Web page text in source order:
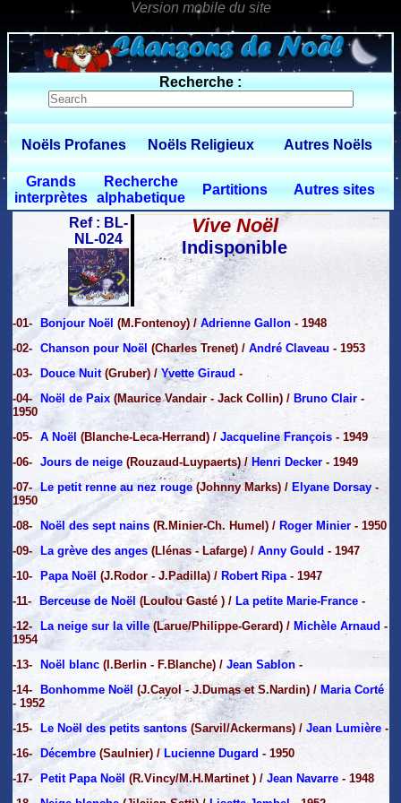
0 $limitbot 1 $limittot 2
Recherche :
Noëls Profanes Noëls Religieux Autres Noëls
Grands
interprètes
Recherche
alphabetique
Partitions Autres sites
Ref : BL-
NL-024
Vive Noël
Indisponible
-01- Bonjour Noël (M.Fontenoy) / Adrienne Gallon- 1948
-02-
Chanson pour Noël (Charles Trenet) / André Claveau - 1953
-03-
Douce Nuit (Gruber) / Yvette Giraud -
-04-
Noël de Paix (Maurice Vandair - Jack Collin) / Bruno Clair-
1950
-05-
A Noël (Blanche-Leca-Herrand) / Jacqueline François- 1949
-06-
Jours de neige(Rouzaud-Luypaerts) / Henri Decker- 1949
-07- Le petit renne au nez rouge(Johnny Marks) / Elyane Dorsay-
1950
-08-
Noël des sept nains(R.Minier-Ch. Humel) / Roger Minier- 1950
-09-
La grève des anges(Llénas - Lafarge) / Anny Gould - 1947
-10-
Papa Noël (J.Rodor - J.Padilla) / Robert Ripa- 1947
-11-
Berceuse de Noël (Loulou Gasté ) / La petite Marie-France-
-12-
La neige sur la ville(Larue/Philippe-Gerard) / Michèle Arnaud -
1954
-13-
Noël blanc (I.Berlin - F.Blanche) / Jean Sablon-
-14-
Bonhomme Noël (J.Cayol - J.Dumas et S.Nardin) / Maria Corté
- 1952
-15-
Le Noël des petits santons(Sarvil/Ackermans) / Jean Lumière-
-16-
Décembre(Saulnier) / Lucienne Dugard - 1950
-17-
Petit Papa Noël (R.Vincy/M.H.Martinet ) / Jean Navarre- 1948